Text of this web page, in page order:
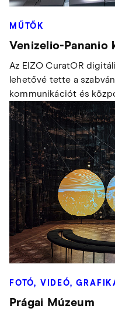
MŰTŐK
Venizelio-Pananio
Az EIZO CuratOR
lehetővé tette a
kommunikációt és
FOTÓ, VIDEÓ,
Prágai Múzeum